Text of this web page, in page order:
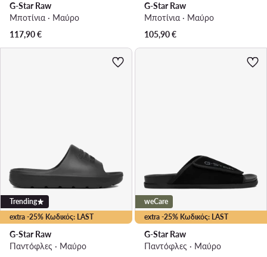
G-Star Raw
Μποτίνια · Μαύρο
117,90€
G-Star Raw
Μποτίνια · Μαύρο
105,90€
extra -25% Κωδικός: LAST
Trending
G-Star Raw
Παντόφλες · Μαύρο
extra -25% Κωδικός: LAST
weCare
G-Star Raw
Παντόφλες · Μαύρο